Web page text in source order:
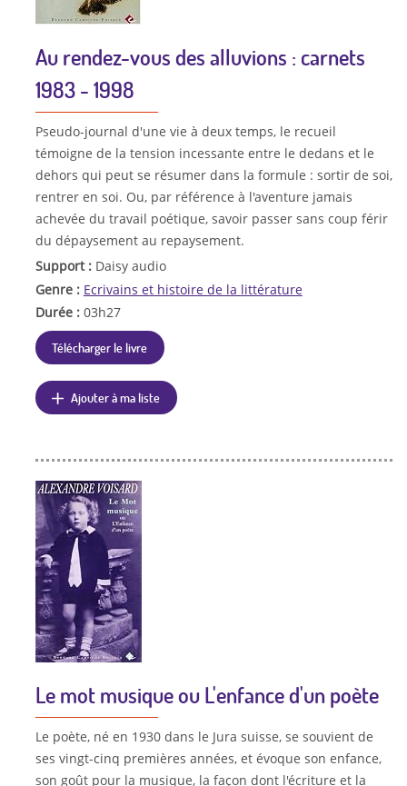
Au rendez-vous des alluvions : carnets
1983 - 1998
Pseudo-journal d'une vie à deux temps, le recueil
témoigne de la tension incessante entre le dedans et le
dehors qui peut se résumer dans la formule : sortir de soi,
rentrer en soi. Ou, par référence à l'aventure jamais
achevée du travail poétique, savoir passer sans coup férir
du dépaysement au repaysement.
Support : Daisy audio
Genre : Ecrivains et histoire de la littérature
Durée : 03h27
Télécharger le livre
Ajouter à ma liste
Le mot musique ou L'enfance d'un poète
Le poète, né en 1930 dans le Jura suisse, se souvient de
ses vingt-cinq premières années, et évoque son enfance,
son goût pour la musique, la façon dont l'écriture et la